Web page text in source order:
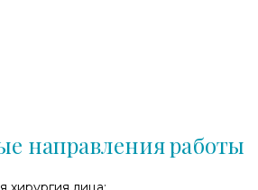
направления работы